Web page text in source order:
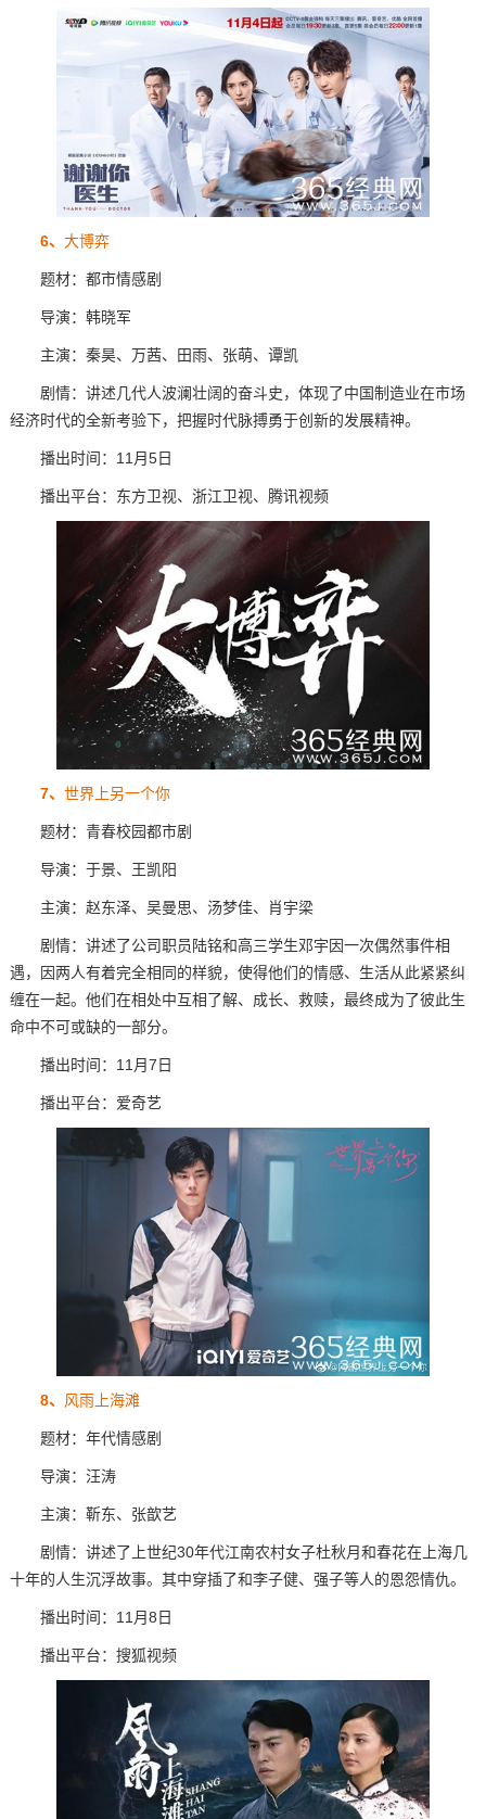
6、 大博弈
题材：都市情感剧
导演：韩晓军
主演：秦昊、万茜、田雨、张萌、谭凯
剧情：讲述几代人波澜壮阔的奋斗史，体现了中国制造业在市场
经济时代的全新考验下，把握时代脉搏勇于创新的发展精神。
播出时间：11月5日
播出平台：东方卫视、浙江卫视、腾讯视频
7、 世界上另一个你
题材：青春校园都市剧
导演：于景、王凯阳
主演：赵东泽、吴曼思、汤梦佳、肖宇梁
剧情：讲述了公司职员陆铭和高三学生邓宇因一次偶然事件相
遇，因两人有着完全相同的样貌，使得他们的情感、生活从此紧紧纠
缠在一起。他们在相处中互相了解、成长、救赎，最终成为了彼此生
命中不可或缺的一部分。
播出时间：11月7日
播出平台：爱奇艺
8、 风雨上海滩
题材：年代情感剧
导演：汪涛
主演：靳东、张歆艺
剧情：讲述了上世纪30年代江南农村女子杜秋月和春花在上海几
十年的人生沉浮故事。其中穿插了和李子健、强子等人的恩怨情仇。
播出时间：11月8日
播出平台：搜狐视频